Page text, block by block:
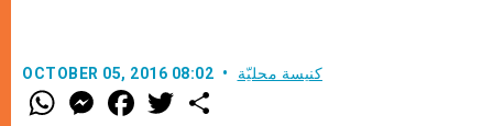
OCTOBER 05, 2016 08:02 كنيسة محليّة
W
h
M
e
F
a
T
w